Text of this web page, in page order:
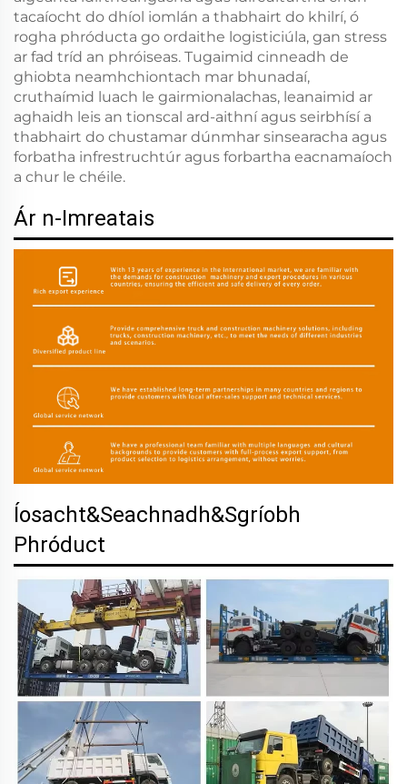
tacaíocht do dhíol iomlán a thabhairt do khilrí, ó
rogha phróducta go ordaithe logisticiúla, gan stress
ar fad tríd an phróiseas. Tugaimid cinneadh de
ghiobta neamhchiontach mar bhunadaí,
cruthaímid luach le gairmionalachas, leanaimid ar
aghaidh leis an tionscal ard-aithní agus seirbhísí a
thabhairt do chustamar dúnmhar sinsearacha agus
forbatha infrestruchtúr agus forbartha eacnamaíoch
a chur le chéile.
Ár n-Imreatais
Íosacht&Seachnadh&Sgríobh
Phróduct